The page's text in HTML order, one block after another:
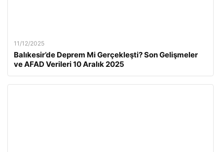
11/12/2025
Balıkesir’de Deprem Mi Gerçekleşti? Son Gelişmeler
ve AFAD Verileri 10 Aralık 2025